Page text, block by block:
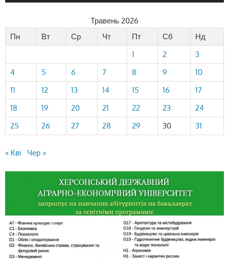
Травень 2026
Пн
Вт Ср Чт Пт Сб
Нд
1
2
3
4
5 6 7 8 9
10
11
12 13 14 15 16
17
18
19 20 21 22 23
24
25
26 27 28 29 30 31
« Кві Чер »